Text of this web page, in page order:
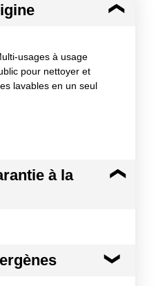
usages à usage
pour nettoyer et
lavables en un seul
à la